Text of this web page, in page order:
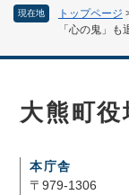
現在地 トップページ
「心の鬼」
大熊町役
本庁舎
〒979-1306